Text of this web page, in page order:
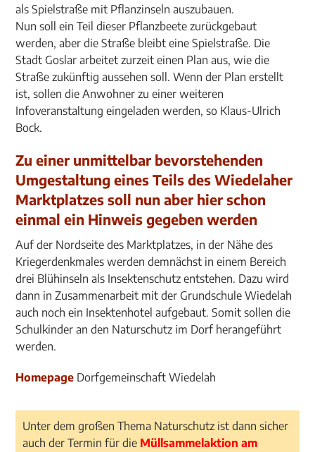
als Spielstraße mit Pflanzinseln auszubauen.
Nun soll ein Teil dieser Pflanzbeete zurückgebaut
werden, aber die Straße bleibt eine Spielstraße. Die
Stadt Goslar arbeitet zurzeit einen Plan aus, wie die
Straße zukünftig aussehen soll. Wenn der Plan erstellt
ist, sollen die Anwohner zu einer weiteren
Infoveranstaltung eingeladen werden, so Klaus-Ulrich
Bock.
Zu einer unmittelbar bevorstehenden
Umgestaltung eines Teils des Wiedelaher
Marktplatzes soll nun aber hier schon
einmal ein Hinweis gegeben werden
Auf der Nordseite des Marktplatzes, in der Nähe des
Kriegerdenkmales werden demnächst in einem Bereich
drei Blühinseln als Insektenschutz entstehen. Dazu wird
dann in Zusammenarbeit mit der Grundschule Wiedelah
auch noch ein Insektenhotel aufgebaut. Somit sollen die
Schulkinder an den Naturschutz im Dorf herangeführt
werden.
Homepage Dorfgemeinschaft Wiedelah
Unter dem großen Thema Naturschutz ist dann sicher
auch der Termin für die Müllsammelaktion am